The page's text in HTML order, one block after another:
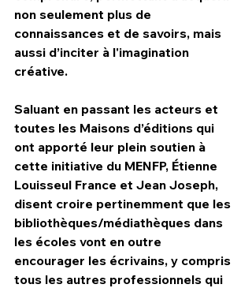
non seulement plus de
connaissances et de savoirs, mais
aussi d’inciter à l'imagination
créative.
Saluant en passant les acteurs et
toutes les Maisons d’éditions qui
ont apporté leur plein soutien à
cette initiative du MENFP, Étienne
Louisseul France et Jean Joseph,
disent croire pertinemment que les
bibliothèques/médiathèques dans
les écoles vont en outre
encourager les écrivains, y compris
tous les autres professionnels qui